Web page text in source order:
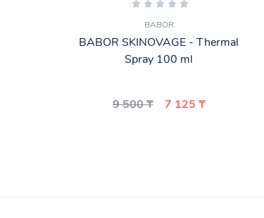
BABOR
BABOR SKINOVAGE - Thermal
Spray 100 ml
9 500 ₸ 7 125 ₸